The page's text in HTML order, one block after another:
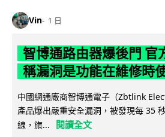
Vin 1 日
智博通路由器爆後門 官
稱漏洞是功能在維修時
中國網通廠商智博通電子（Zbtlink
產品爆出嚴重安全漏洞，被發現每 35
線，旗...
閱讀全文